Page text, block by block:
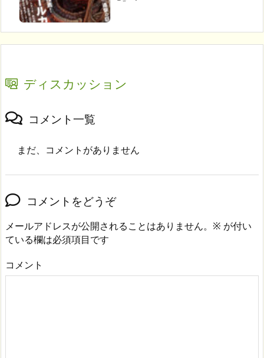
ディスカッション
コメント一覧
まだ、コメントがありません
コメントをどうぞ
メールアドレスが公開されることはありません。 ※ が付い
ている欄は必須項目です
コメント